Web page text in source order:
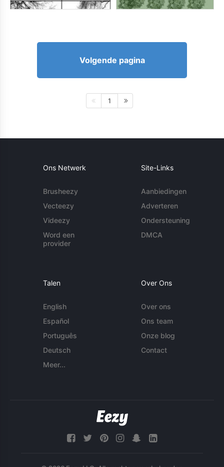
Volgende pagina
1
Ons Netwerk
Brusheezy
Vecteezy
Videezy
Word een
provider
Site-Links
Aanbiedingen
Adverteren
Ondersteuning
DMCA
Talen
English
Español
Português
Deutsch
Meer...
Over Ons
Over ons
Ons team
Onze blog
Contact